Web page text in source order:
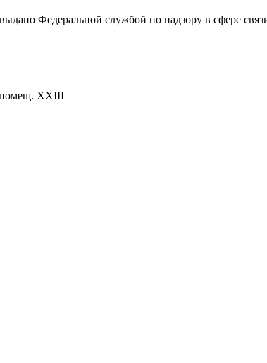
Федеральной службой по надзору в сфере
помещ. XXIII